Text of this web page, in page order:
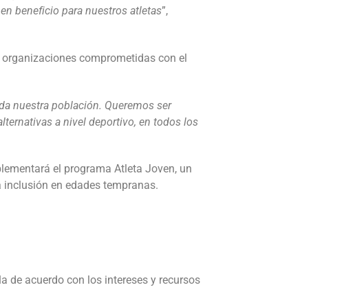
beneficio para nuestros atletas”,
comprometidas con el
nuestra población. Queremos ser
a nivel deportivo, en todos los
el programa Atleta Joven, un
en edades tempranas.
de acuerdo con los intereses y recursos